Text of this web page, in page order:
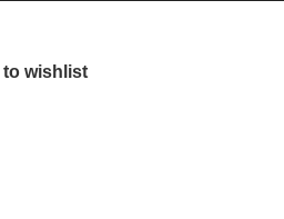
to wishlist